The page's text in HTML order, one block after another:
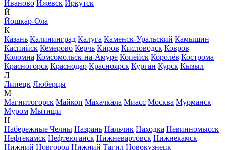
Иваново Ижевск Иркутск
Й
Йошкар-Ола
К
Казань Калининград Калуга Каменск-Уральский Камышин
Каспийск Кемерово Керчь Киров Кисловодск Ковров
Коломна Комсомольск-на-Амуре Копейск Королёв Кострома
Красногорск Краснодар Красноярск Курган Курск Кызыл
Л
Липецк Люберцы
М
Магнитогорск Майкоп Махачкала Миасс Москва Мурманск
Муром Мытищи
Н
Набережные Челны Назрань Нальчик Находка Невинномысск
Нефтекамск Нефтеюганск Нижневартовск Нижнекамск
Нижний Новгород Нижний Тагил Новокузнецк